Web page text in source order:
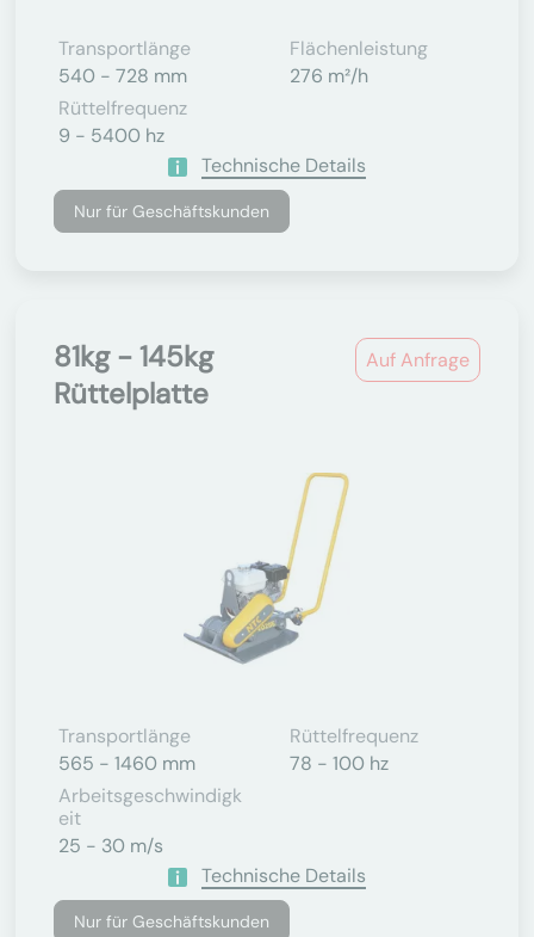
Transportlänge
540 - 728 mm
Flächenleistung
276 m²/h
Rüttelfrequenz
9 - 5400 hz
Technische Details
Nur für Geschäftskunden
Auf Anfrage
81kg - 145kg
Rüttelplatte
Transportlänge
565 - 1460 mm
Rüttelfrequenz
78 - 100 hz
Arbeitsgeschwindigk
Eit
25 - 30 m/s
Technische Details
Nur für Geschäftskunden